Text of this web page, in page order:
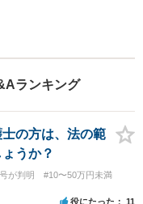
」という
にご相談
ランキング
の方は、法の範
うか？
が判明
#10〜50万円未満
役にたった 11